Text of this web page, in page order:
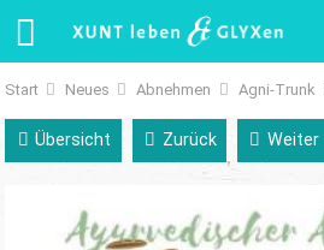
Start Neues Abnehmen Agni-Trunk
Übersicht Zurück Weiter